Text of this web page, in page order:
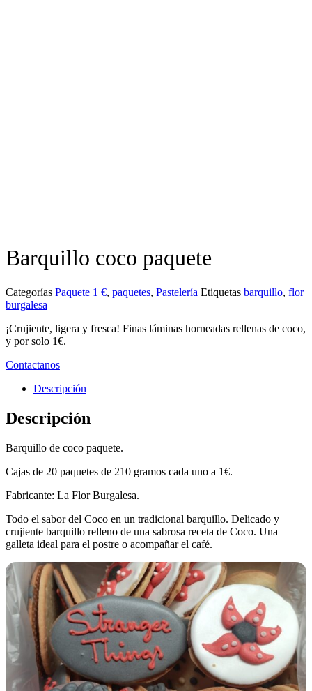
Barquillo coco paquete
Categorías Paquete 1 €, paquetes, Pastelería Etiquetas barquillo, flor
burgalesa
¡Crujiente, ligera y fresca! Finas láminas horneadas rellenas de coco,
y por solo 1€.
Contactanos
Descripción
Descripción
Barquillo de coco paquete.
Cajas de 20 paquetes de 210 gramos cada uno a 1€.
Fabricante: La Flor Burgalesa.
Todo el sabor del Coco en un tradicional barquillo. Delicado y
crujiente barquillo relleno de una sabrosa receta de Coco. Una
galleta ideal para el postre o acompañar el café.